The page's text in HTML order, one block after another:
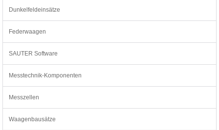
Dunkelfeldeinsätze
Federwaagen
SAUTER Software
Messtechnik-Komponenten
Messzellen
Waagenbausätze